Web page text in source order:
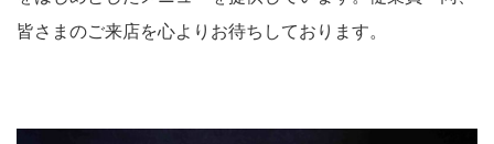
皆さまのご来店を心よりお待ちしております。